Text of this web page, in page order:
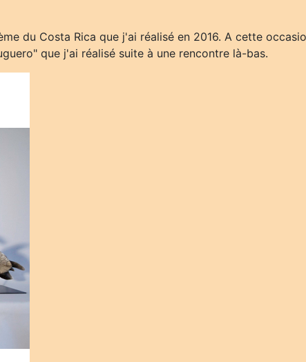
du Costa Rica que j'ai réalisé en 2016. A cette
que j'ai réalisé suite à une rencontre là-bas.